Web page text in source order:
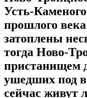
Усть-
прошлого
затоплены
тогда Ново-
пристанищем
ушедших под
сейчас